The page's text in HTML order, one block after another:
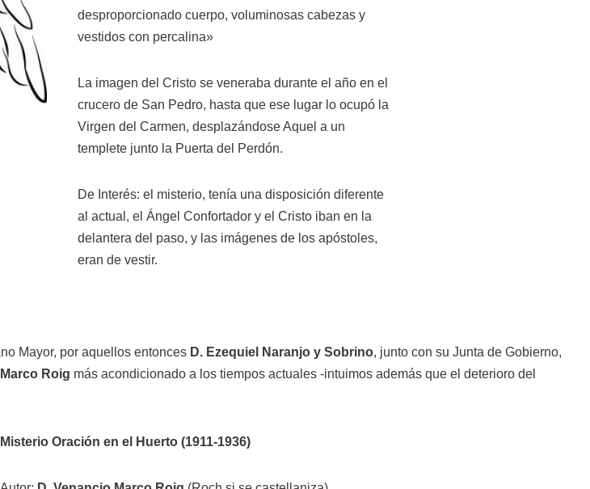
desproporcionado cuerpo, voluminosas cabezas y
vestidos con percalina»
La imagen del Cristo se veneraba durante el año en el
crucero de San Pedro, hasta que ese lugar lo ocupó la
Virgen del Carmen, desplazándose Aquel a un
templete junto la Puerta del Perdón.
De Interés: el misterio, tenía una disposición diferente
al actual, el Ángel Confortador y el Cristo iban en la
delantera del paso, y las imágenes de los apóstoles,
eran de vestir.
Mayor, por aquellos entonces D. Ezequiel Naranjo y Sobrino, junto con su Junta de Gobierno,
Roig más acondicionado a los tiempos actuales -intuimos además que el deterioro del
Misterio Oración en el Huerto (1911-1936)